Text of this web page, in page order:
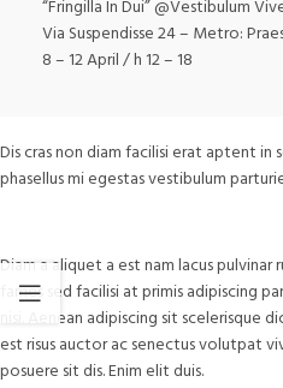
“Fringilla In Dui” @Vestibulum
Via Suspendisse 24 – Metro:
8 – 12 April / h 12 – 18
Dis cras non diam facilisi erat aptent in
phasellus mi egestas vestibulum
Diam a aliquet a est nam lacus
fames sed facilisi at primis adipiscing
nisi. Aenean adipiscing sit
est risus auctor ac senectus volutpat
posuere sit dis. Enim elit duis.